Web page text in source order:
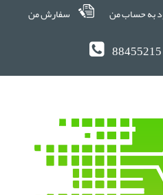
به حساب من سفارش من
88455215